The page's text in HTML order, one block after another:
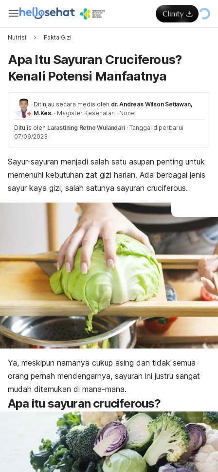
Nutrisi Fakta Gizi
Apa Itu Sayuran Cruciferous?
Kenali Potensi Manfaatnya
Ditinjau secara medis oleh dr. Andreas Wilson Setiawan,
M.Kes. · Magister Kesehatan · None
Ditulis oleh Larastining Retno Wulandari · Tanggal diperbarui
07/09/2023
Sayur-sayuran menjadi salah satu asupan penting untuk
memenuhi kebutuhan zat gizi harian. Ada berbagai jenis
sayur kaya gizi, salah satunya sayuran cruciferous.
Ya, meskipun namanya cukup asing dan tidak semua
orang pernah mendengarnya, sayuran ini justru sangat
mudah ditemukan di mana-mana.
Apa itu sayuran cruciferous?